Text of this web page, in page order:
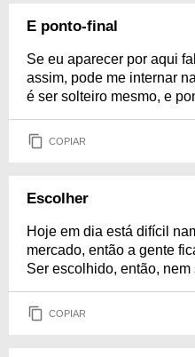
E ponto-final
Se eu aparecer por aqui
assim, pode me internar
é ser solteiro mesmo, e
COPIAR
Escolher
Hoje em dia está difícil
mercado, então a gente
Ser escolhido, então, nem
COPIAR